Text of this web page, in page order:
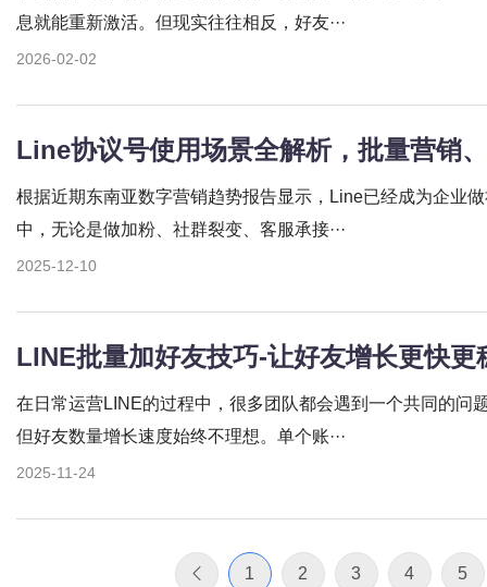
息就能重新激活。但现实往往相反，好友···
2026-02-02
根据近期东南亚数字营销趋势报告显示，Line已经成为企业
中，无论是做加粉、社群裂变、客服承接···
2025-12-10
LINE批量加好友技巧-让好友增长更快更
在日常运营LINE的过程中，很多团队都会遇到一个共同的问
但好友数量增长速度始终不理想。单个账···
2025-11-24
1 2 3 4 5